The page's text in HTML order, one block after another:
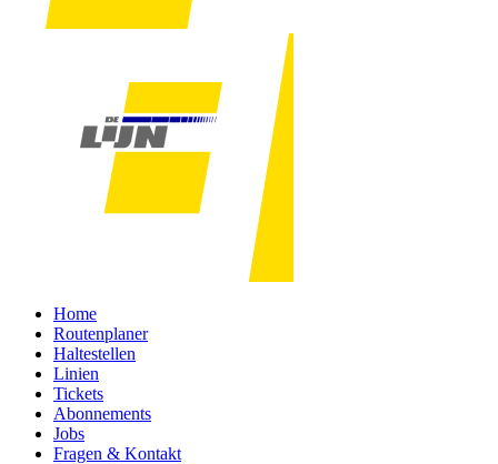
Home
Routenplaner
Haltestellen
Linien
Tickets
Abonnements
Jobs
Fragen & Kontakt